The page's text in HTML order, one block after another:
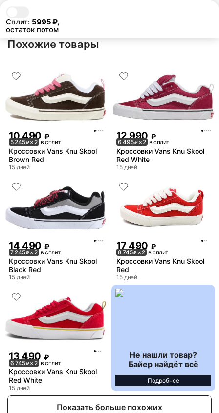
Сплит: 5995₽,
остаток потом
Похожие товары
10 490 ₽
5 245₽× 2 в сплит
Кроссовки Vans Knu Skool
Brown Red
15 дней
12 990 ₽
6 495₽× 2 в сплит
Кроссовки Vans Knu Skool
Red White
15 дней
14 490 ₽
7 245₽× 2 в сплит
Кроссовки Vans Knu Skool
Black Red
15 дней
17 490 ₽
8 745₽× 2 в сплит
Кроссовки Vans Knu Skool
Red
15 дней
13 490 ₽
6 745₽× 2 в сплит
Кроссовки Vans Knu Skool
Red White
15 дней
Не нашли товар?
Байер найдёт всё
Подробнее
Показать больше похожих